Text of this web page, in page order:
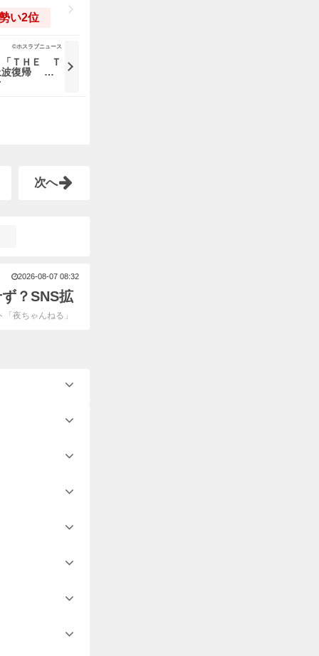
い2位
「ＴＨＥ Ｔ
波復帰 …
©ホスラブニュース
次へ
？SNS拡
夜ちゃんねる」
2026-08-07 08:32